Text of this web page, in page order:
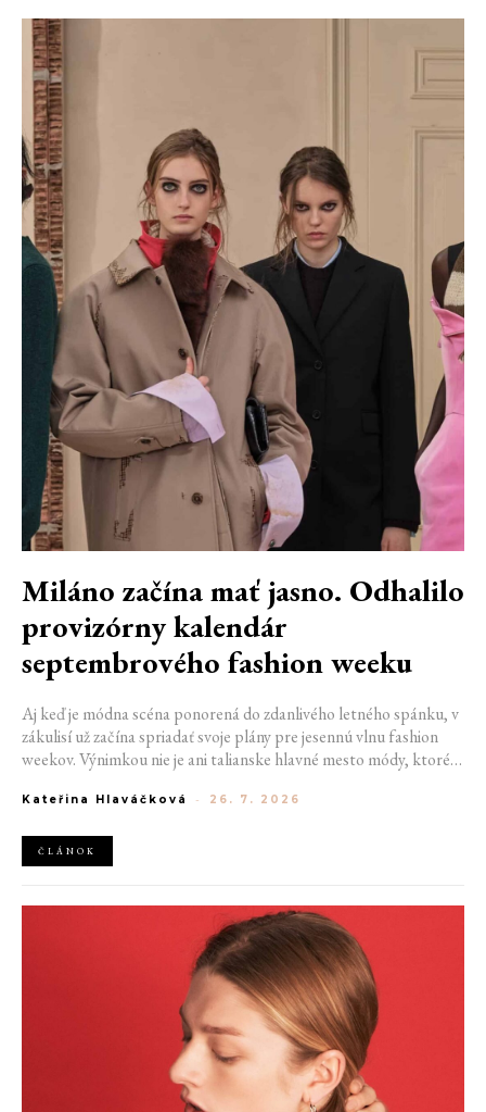
Miláno začína mať jasno. Odhalilo
provizórny kalendár
septembrového fashion weeku
Aj keď je módna scéna ponorená do zdanlivého letného spánku, v
zákulisí už začína spriadať svoje plány pre jesennú vlnu fashion
weekov. Výnimkou nie je ani talianske hlavné mesto módy, ktoré
od 22. do 28. septembra privíta tradičné mená, pozornosť však
značky Moschino.
Kateřina Hlaváčková - 26. 7. 2026
ČLÁNOK